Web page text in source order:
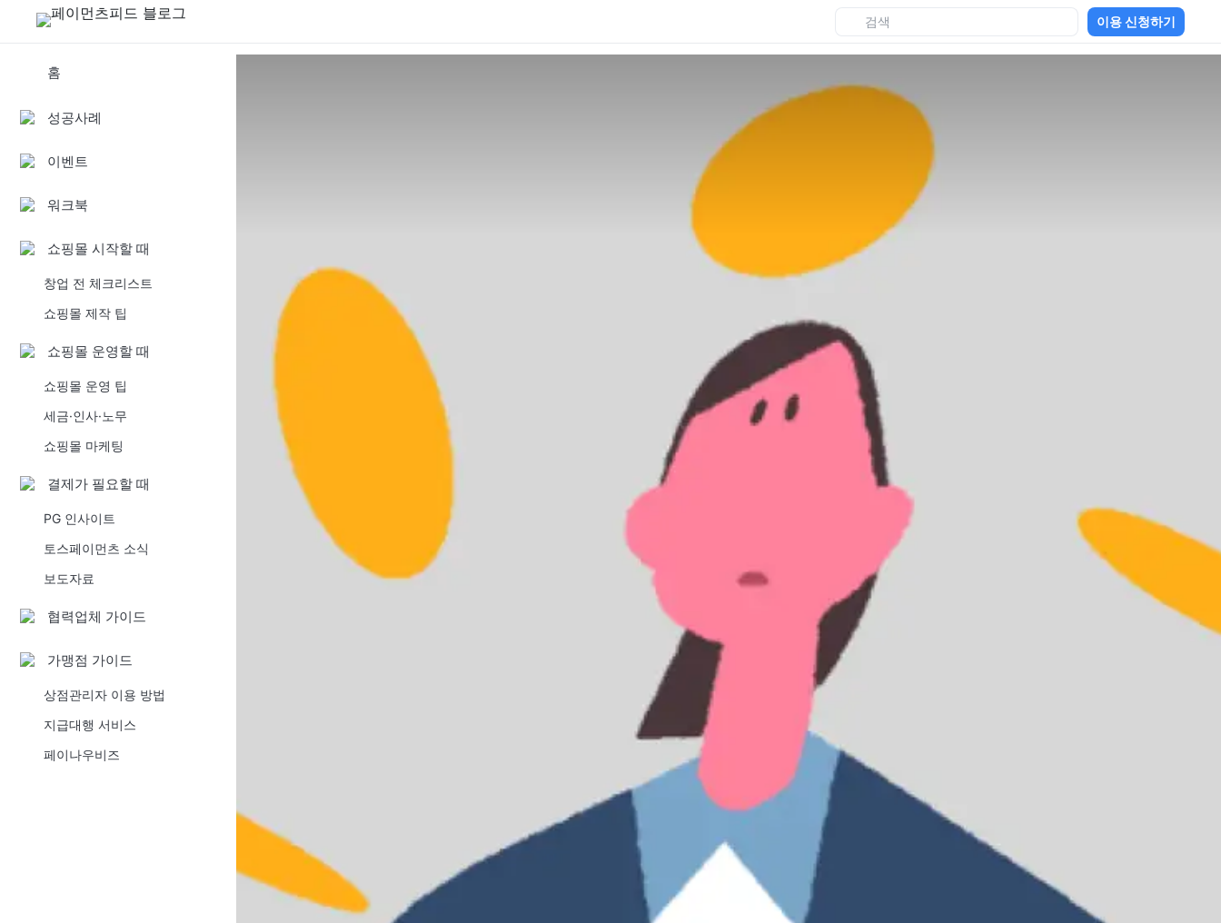
이용 신청하기
홈
성공사례
이벤트
워크북
쇼핑몰 시작할 때
창업 전 체크리스트
쇼핑몰 제작 팁
쇼핑몰 운영할 때
쇼핑몰 운영 팁
세금·인사·노무
쇼핑몰 마케팅
결제가 필요할 때
PG 인사이트
토스페이먼츠 소식
보도자료
협력업체 가이드
가맹점 가이드
상점관리자 이용 방법
지급대행 서비스
페이나우비즈